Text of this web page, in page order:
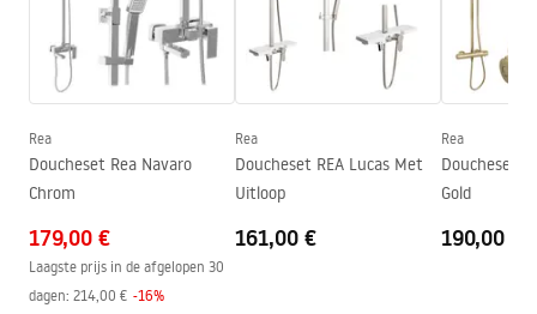
Installatie
Op het peuterbad of op de
vloer
Hoogte (mm)
1950
Garantie
24 maanden
Easy Clean-coating
Ja, aan één kant van het glas
Installatiehandleiding
Instrukcja_monta__u___cianki_Flexi.pdf
Rea
Doucheset Rea Navaro
Chrom
179,00 €
Laagste prijs in de afgelopen 30
dagen: 214,00 € -16%
Rea
Doucheset REA Lucas Met
Uitloop
161,00 €
Rea
Doucheset
Gold
190,00 €